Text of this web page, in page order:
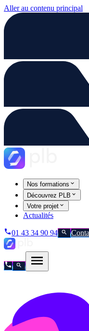
Aller au contenu principal
Nos formations
Découvrez PLB
Votre projet
Actualités
01 43 34 90 94